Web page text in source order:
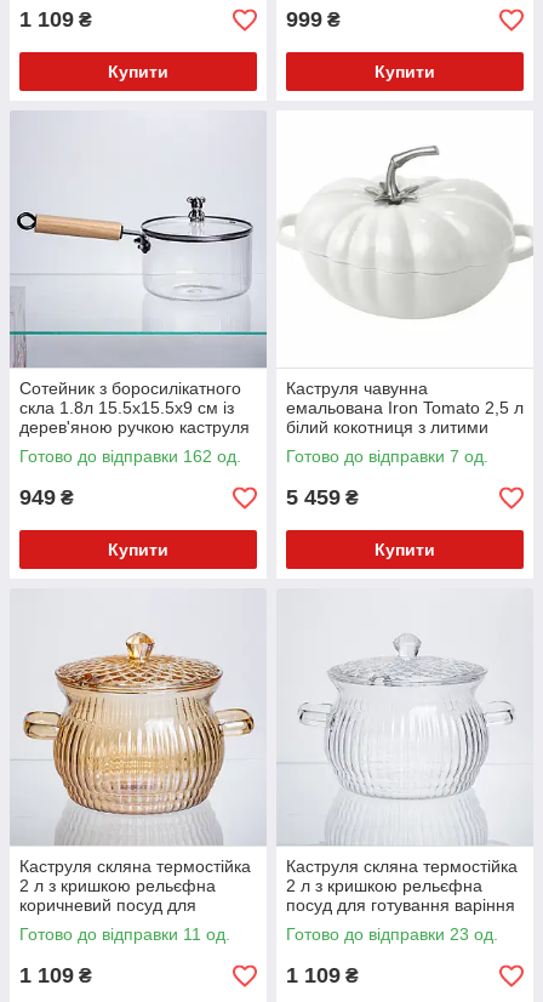
1 109 ₴
Купити
999 ₴
Купити
Сотейник з боросилікатного
скла 1.8л 15.5х15.5х9 см із
дерев'яною ручкою каструля
для соусів страв HP-34-121
Готово до відправки 162 од.
949 ₴
Купити
Каструля чавунна
емальована Iron Tomato 2,5 л
білий кокотниця з литими
ручками для запікання HP-1-
20-WHITE
Готово до відправки 7 од.
5 459 ₴
Купити
Каструля скляна термостійка
2 л з кришкою рельєфна
коричневий посуд для
готування варіння страв
кухонний HP-34-64
Готово до відправки 11 од.
1 109 ₴
Каструля скляна термостійка
2 л з кришкою рельєфна
посуд для готування варіння
страв кухонний HP-34-65
Готово до відправки 23 од.
1 109 ₴